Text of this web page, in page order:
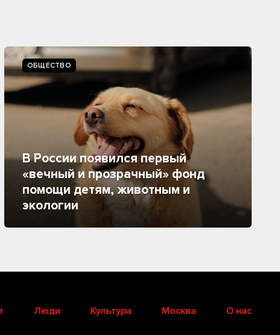
ОБЩЕСТВО
В России появился первый
«вечный и прозрачный» фонд
помощи детям, животным и
экологии
Люди Культура Москва О нас